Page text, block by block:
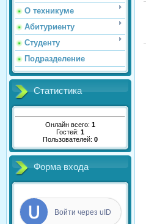
О техникуме
Абитуриенту
Студенту
Подразделение
Статистика
Онлайн всего: 1
Гостей: 1
Пользователей: 0
Форма входа
Войти через uID